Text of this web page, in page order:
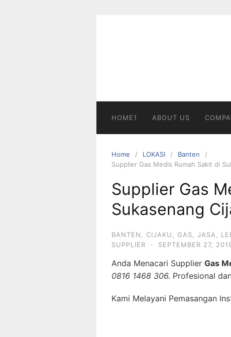
HOME1 ABOUT US
Home LOKASI
Banten
Supplier Gas Medis Rumah Sakit di
Supplier Gas
Sukasenang
BANTEN CIJAKU GAS JASA
SUPPLIER
· SEPTEMBER 27,
Anda Menacari Supplier Gas
0816 1468 306. Profesional
Kami Melayani Pemasangan